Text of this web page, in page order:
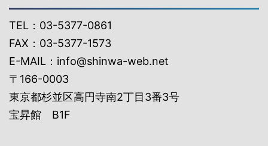
TEL：03-5377-0861
FAX：03-5377-1573
E-MAIL：info@shinwa-web.net
〒166-0003
東京都杉並区高円寺南2丁目3番3号
宝昇館 B1F